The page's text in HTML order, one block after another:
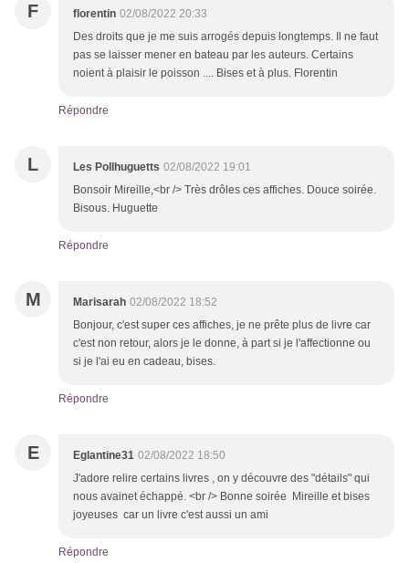
F florentin 02/08/2022 20:33
Des droits que je me suis arrogés depuis longtemps. Il ne faut
pas se laisser mener en bateau par les auteurs. Certains
noient à plaisir le poisson .... Bises et à plus. Florentin
Répondre
L Les Pollhuguetts 02/08/2022 19:01
Bonsoir Mireille,<br /> Très drôles ces affiches. Douce soirée.
Bisous. Huguette
Répondre
M Marisarah 02/08/2022 18:52
Bonjour, c'est super ces affiches, je ne prête plus de livre car
c'est non retour, alors je le donne, à part si je l'affectionne ou
si je l'ai eu en cadeau, bises.
Répondre
E Eglantine31 02/08/2022 18:50
J'adore relire certains livres , on y découvre des "détails" qui
nous avainet échappé. <br /> Bonne soirée Mireille et bises
joyeuses car un livre c'est aussi un ami
Répondre